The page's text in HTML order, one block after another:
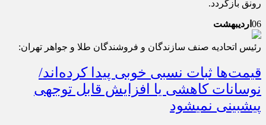
رونق بازگردد.
06 اردیبهشت
رئیس اتحادیه صنف سازندگان و فروشندگان طلا و جواهر تهران:
قیمت‌ها ثبات نسبی خوبی پیدا کرده‌اند/
نوسانات کاهشی یا افزایش قابل توجهی
پیش‎بینی نمی‎شود